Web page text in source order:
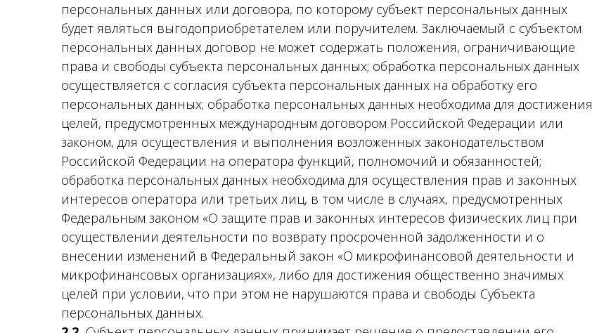
персональных данных или договора, по которому субъект персональных данных
будет являться выгодоприобретателем или поручителем. Заключаемый с субъектом
персональных данных договор не может содержать положения, ограничивающие
права и свободы субъекта персональных данных; обработка персональных данных
осуществляется с согласия субъекта персональных данных на обработку его
персональных данных; обработка персональных данных необходима для достижения
целей, предусмотренных международным договором Российской Федерации или
законом, для осуществления и выполнения возложенных законодательством
Российской Федерации на оператора функций, полномочий и обязанностей;
обработка персональных данных необходима для осуществления прав и законных
интересов оператора или третьих лиц, в том числе в случаях, предусмотренных
Федеральным законом «О защите прав и законных интересов физических лиц при
осуществлении деятельности по возврату просроченной задолженности и о
внесении изменений в Федеральный закон «О микрофинансовой деятельности и
микрофинансовых организациях», либо для достижения общественно значимых
целей при условии, что при этом не нарушаются права и свободы Субъекта
персональных данных.